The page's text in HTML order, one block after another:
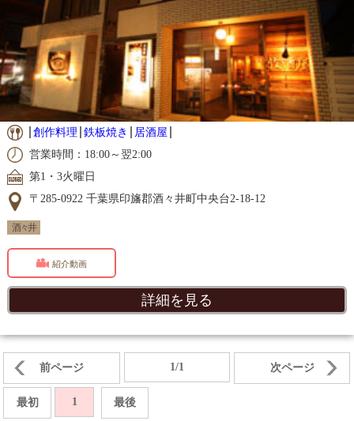
創作料理 鉄板焼き
居酒屋
営業時間：18:00～翌2:00
第1・3火曜日
〒285-0922 千葉県印旛郡酒々井町中央台2-18-12
酒々井
紹介動画
詳細を見る
前ページ 1/1 次ページ
最初 1 最後